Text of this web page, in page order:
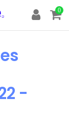
0
-